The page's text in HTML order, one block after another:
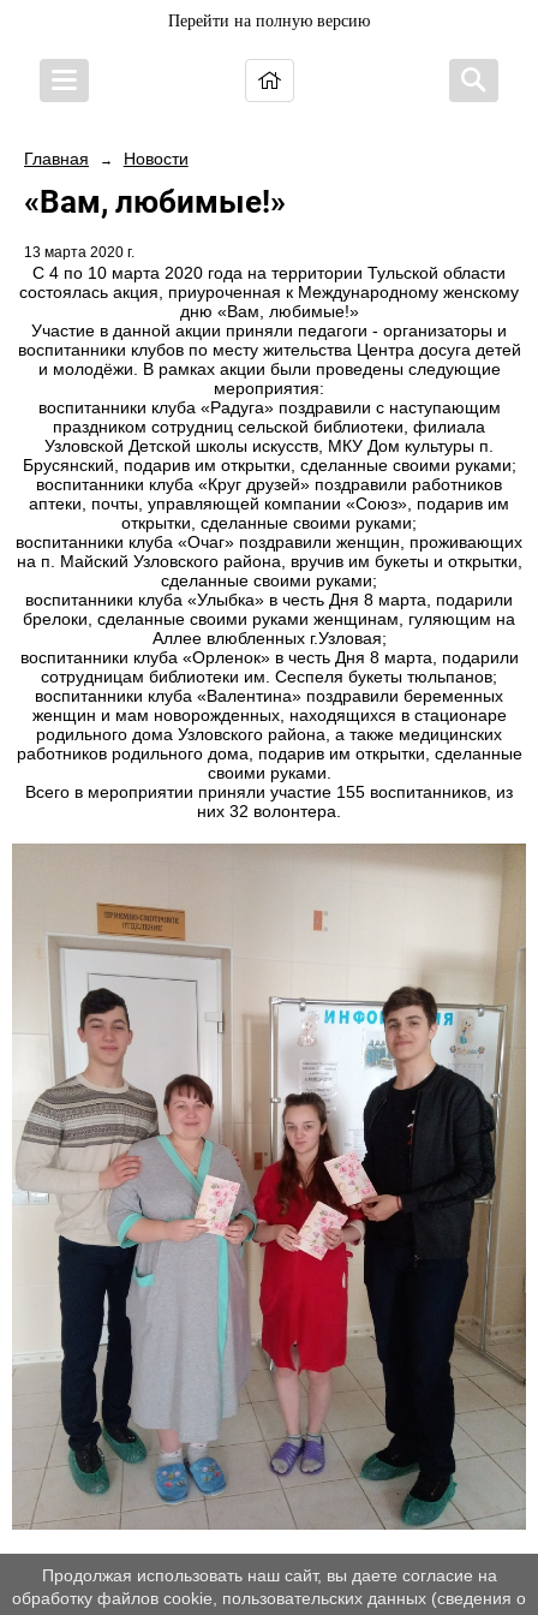
Перейти на полную версию
Главная → Новости
«Вам, любимые!»
13 марта 2020 г.
С 4 по 10 марта 2020 года на территории Тульской области
состоялась акция, приуроченная к Международному женскому
дню «Вам, любимые!»
Участие в данной акции приняли педагоги - организаторы и
воспитанники клубов по месту жительства Центра досуга детей
и молодёжи. В рамках акции были проведены следующие
мероприятия:
воспитанники клуба «Радуга» поздравили с наступающим
праздником сотрудниц сельской библиотеки, филиала
Узловской Детской школы искусств, МКУ Дом культуры п.
Брусянский, подарив им открытки, сделанные своими руками;
воспитанники клуба «Круг друзей» поздравили работников
аптеки, почты, управляющей компании «Союз», подарив им
открытки, сделанные своими руками;
воспитанники клуба «Очаг» поздравили женщин, проживающих
на п. Майский Узловского района, вручив им букеты и открытки,
сделанные своими руками;
воспитанники клуба «Улыбка» в честь Дня 8 марта, подарили
брелоки, сделанные своими руками женщинам, гуляющим на
Аллее влюбленных г.Узловая;
воспитанники клуба «Орленок» в честь Дня 8 марта, подарили
сотрудницам библиотеки им. Сеспеля букеты тюльпанов;
воспитанники клуба «Валентина» поздравили беременных
женщин и мам новорожденных, находящихся в стационаре
родильного дома Узловского района, а также медицинских
работников родильного дома, подарив им открытки, сделанные
своими руками.
Всего в мероприятии приняли участие 155 воспитанников, из
них 32 волонтера.
Продолжая использовать наш сайт, вы даете согласие на
обработку файлов cookie, пользовательских данных (сведения о